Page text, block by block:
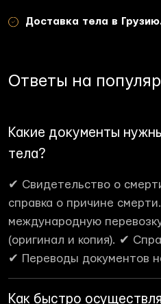
Доставка тела в
Ответы на
Какие документы
тела?
✔ Свидетельство о
справка о причине
международную
(оригинал и копия). ✔
✔ Переводы документов
Как быстро